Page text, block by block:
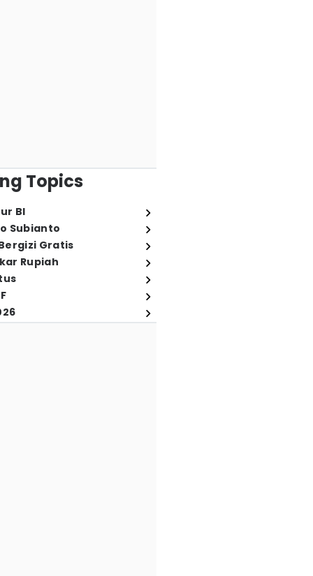
Topics
BI
Subianto
Gratis
Rupiah